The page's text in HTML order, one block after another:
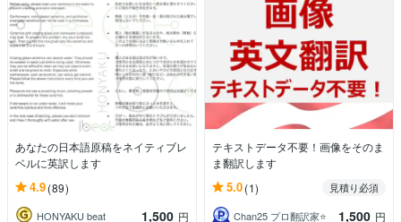
あなたの日本語原稿をネイティブレ
ベルに英訳します
4.9(89)
HONYAKU beat 1,500 円
テキストデータ不要！画像をそのま
ま翻訳します
5.0(1)
見積り必須
Chan25 プロ翻訳家⭐️
1,500 円